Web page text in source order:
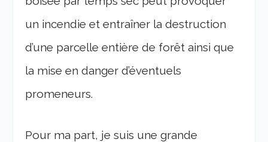
un incendie et entraîner la destruction
d’une parcelle entière de forêt ainsi que
la mise en danger d’éventuels
promeneurs.
Pour ma part, je suis une grande